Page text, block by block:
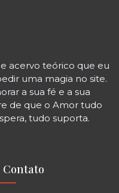
acervo teórico que eu
uma magia no site.
a sua fé e a sua
de que o Amor tudo
tudo suporta.
Contato